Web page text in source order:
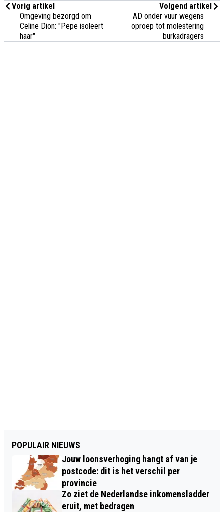
Vorig artikel
Omgeving bezorgd om
Celine Dion: "Pepe isoleert
haar"
Volgend artikel
AD onder vuur wegens
oproep tot molestering
burkadragers
POPULAIR NIEUWS
Jouw loonsverhoging hangt af van je
postcode: dit is het verschil per
provincie
Zo ziet de Nederlandse inkomensladder
eruit, met bedragen